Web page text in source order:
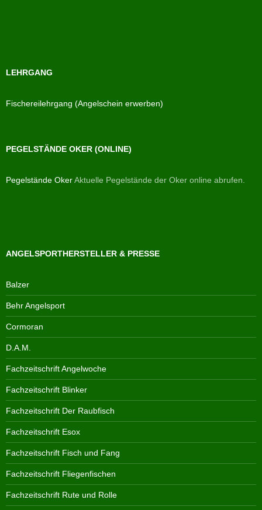
LEHRGANG
Fischereilehrgang (Angelschein erwerben)
PEGELSTÄNDE OKER (ONLINE)
Pegelstände OkerAktuelle Pegelstände der Oker online abrufen.
ANGELSPORTHERSTELLER & PRESSE
Balzer
Behr Angelsport
Cormoran
D.A.M.
Fachzeitschrift Angelwoche
Fachzeitschrift Blinker
Fachzeitschrift Der Raubfisch
Fachzeitschrift Esox
Fachzeitschrift Fisch und Fang
Fachzeitschrift Fliegenfischen
Fachzeitschrift Rute und Rolle